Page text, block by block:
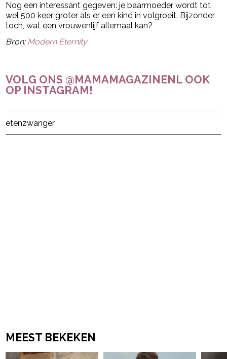
Nog een interessant gegeven: je baarmoeder wordt tot
wel 500 keer groter als er een kind in volgroeit. Bijzonder
toch, wat een vrouwenlijf allemaal kan?
Bron: Modern Eternity
VOLG ONS @MAMAMAGAZINENL OOK
OP INSTAGRAM!
Post Views: 38
etenzwanger
MEEST BEKEKEN